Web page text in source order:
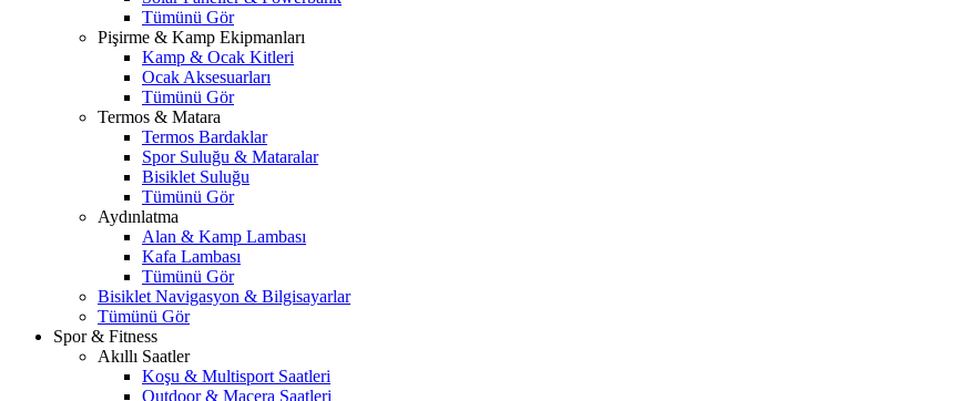
Tümünü Gör
Pişirme & Kamp Ekipmanları
Kamp & Ocak Kitleri
Ocak Aksesuarları
Tümünü Gör
Termos & Matara
Termos Bardaklar
Spor Suluğu & Mataralar
Bisiklet Suluğu
Tümünü Gör
Aydınlatma
Alan & Kamp Lambası
Kafa Lambası
Tümünü Gör
Bisiklet Navigasyon & Bilgisayarlar
Tümünü Gör
Spor & Fitness
Akıllı Saatler
Koşu & Multisport Saatleri
Outdoor & Macera Saatleri